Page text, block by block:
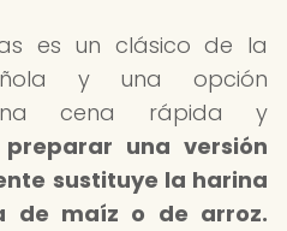
es un clásico de la
y una opción
cena rápida y
preparar una versión
sustituye la harina
de maíz o de arroz.